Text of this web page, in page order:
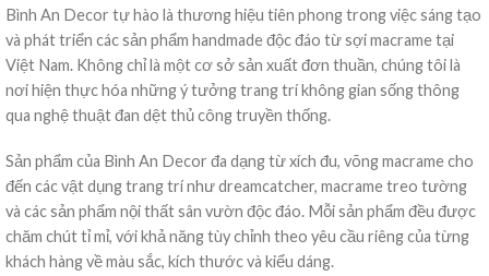
Bình An Decor tự hào là thương hiệu tiên phong trong việc sáng tạo
và phát triển các sản phẩm handmade độc đáo từ sợi macrame tại
Việt Nam. Không chỉ là một cơ sở sản xuất đơn thuần, chúng tôi là
nơi hiện thực hóa những ý tưởng trang trí không gian sống thông
qua nghệ thuật đan dệt thủ công truyền thống.
Sản phẩm của Bình An Decor đa dạng từ xích đu, võng macrame cho
đến các vật dụng trang trí như dreamcatcher, macrame treo tường
và các sản phẩm nội thất sân vườn độc đáo. Mỗi sản phẩm đều được
chăm chút tỉ mỉ, với khả năng tùy chỉnh theo yêu cầu riêng của từng
khách hàng về màu sắc, kích thước và kiểu dáng.